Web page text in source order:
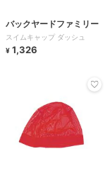
バックヤードファミリー
スイムキャップ ダッシュ
¥ 1,326